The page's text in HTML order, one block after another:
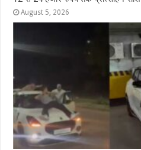
August 5, 2026